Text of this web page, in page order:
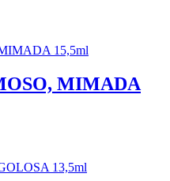
MIMADA